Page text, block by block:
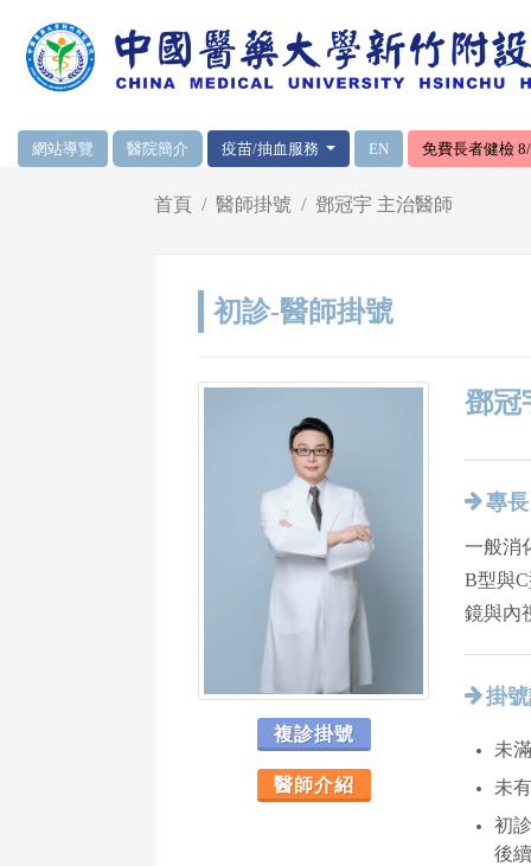
網頁頂端重要消息及連結
網站導覽 醫院簡介 疫苗/抽血服務 EN 免費長者健檢
首頁 醫師掛號 鄧冠宇 主治醫師
初診-醫師掛號
複診掛號
醫師介紹
鄧冠
專長
一般消
B型與
鏡與內
掛
未
未
初
後